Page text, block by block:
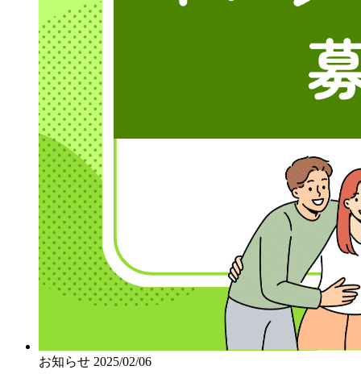
お知らせ 2025/02/06